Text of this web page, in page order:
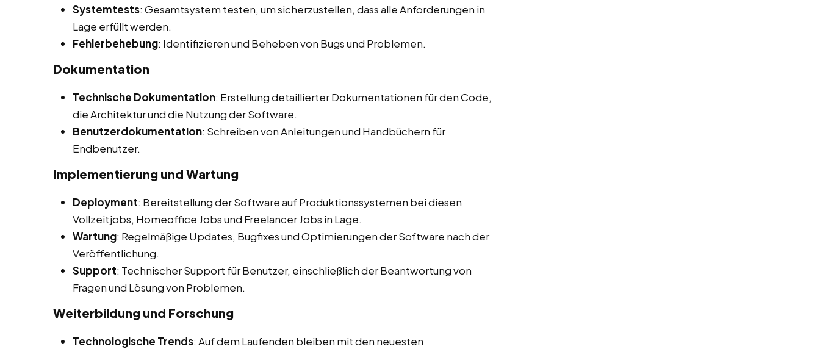
Systemtests: Gesamtsystem testen, um sicherzustellen, dass alle Anforderungen in
Lage erfüllt werden.
Fehlerbehebung: Identifizieren und Beheben von Bugs und Problemen.
Dokumentation
Technische Dokumentation: Erstellung detaillierter Dokumentationen für den Code,
die Architektur und die Nutzung der Software.
Benutzerdokumentation: Schreiben von Anleitungen und Handbüchern für
Endbenutzer.
Implementierung und Wartung
Deployment: Bereitstellung der Software auf Produktionssystemen bei diesen
Vollzeitjobs, Homeoffice Jobs und Freelancer Jobs in Lage.
Wartung: Regelmäßige Updates, Bugfixes und Optimierungen der Software nach der
Veröffentlichung.
Support: Technischer Support für Benutzer, einschließlich der Beantwortung von
Fragen und Lösung von Problemen.
Weiterbildung und Forschung
Technologische Trends: Auf dem Laufenden bleiben mit den neuesten